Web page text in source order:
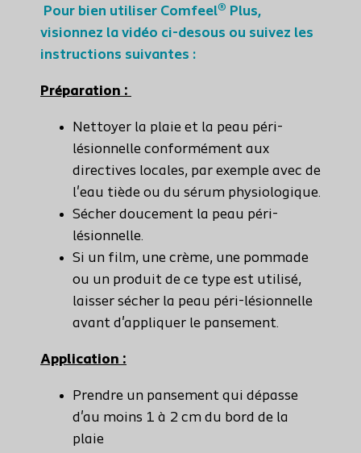
Pour bien utiliser Comfeel® Plus,
visionnez la vidéo ci-desous ou suivez les
instructions suivantes :
Préparation :
Nettoyer la plaie et la peau péri-
lésionnelle conformément aux
directives locales, par exemple avec de
l'eau tiède ou du sérum physiologique.
Sécher doucement la peau péri-
lésionnelle.
Si un film, une crème, une pommade
ou un produit de ce type est utilisé,
laisser sécher la peau péri-lésionnelle
avant d'appliquer le pansement.
Application :
Prendre un pansement qui dépasse
d'au moins 1 à 2 cm du bord de la
plaie